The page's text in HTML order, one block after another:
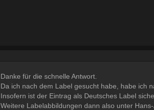
Danke für die schnelle Antwort.
Da ich nach dem Label gesucht habe, habe ich
Insofern ist der Eintrag als Deutsches Label
Weitere Labelabbildungen dann also unter